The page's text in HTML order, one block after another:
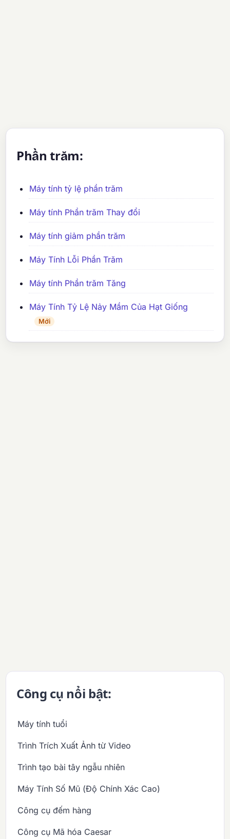
Phần trăm:
Máy tính tỷ lệ phần trăm
Máy tính Phần trăm Thay đổi
Máy tính giảm phần trăm
Máy Tính Lỗi Phần Trăm
Máy tính Phần trăm Tăng
Máy Tính Tỷ Lệ Nảy Mầm Của Hạt Giống
Mới
Công cụ nổi bật:
Máy tính tuổi
Trình Trích Xuất Ảnh từ Video
Trình tạo bài tây ngẫu nhiên
Máy Tính Số Mũ (Độ Chính Xác Cao)
Công cụ đếm hàng
Công cụ Mã hóa Caesar